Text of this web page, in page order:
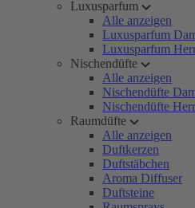
Luxusparfum
Alle anzeigen
Luxusparfum
Luxusparfum
Nischendüfte
Alle anzeigen
Nischendüfte
Nischendüfte
Raumdüfte
Alle anzeigen
Duftkerzen
Duftstäbchen
Aroma Diffuser
Duftsteine